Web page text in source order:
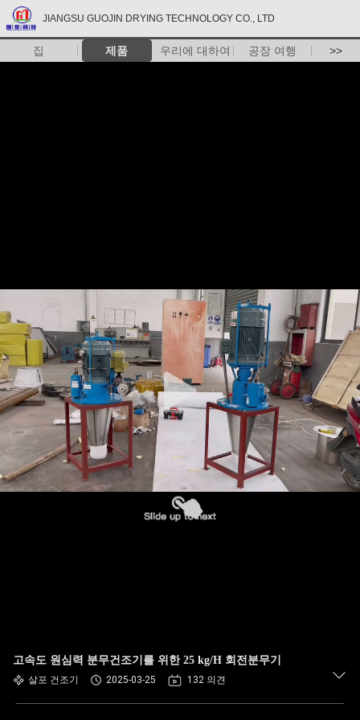
JIANGSU GUOJIN DRYING TECHNOLOGY CO., LTD
집 제품 우리에 대하여 공장 여행 >>
고속도 원심력 분무건조기를 위한 25 kg/H 회전분무기
살포 건조기 2025-03-25 132 의견